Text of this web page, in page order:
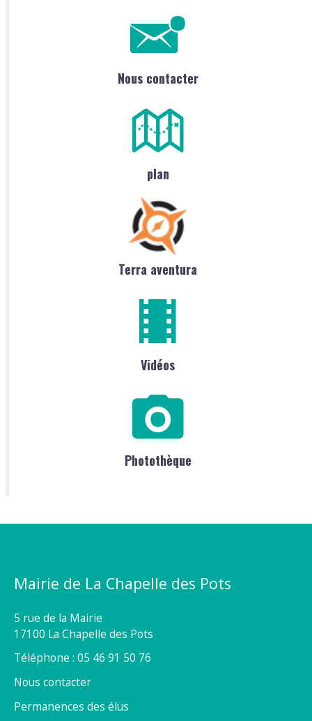
Nous contacter
plan
Terra aventura
Vidéos
Photothèque
Mairie de La Chapelle des Pots
5 rue de la Mairie
17100 La Chapelle des Pots
Téléphone : 05 46 91 50 76
Nous contacter
Permanences des élus